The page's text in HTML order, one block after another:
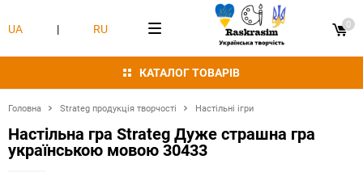
КАТАЛОГ ТОВАРІВ
UA | RU 0
Головна Strateg продукція творчості Настільні ігри
Настільна гра Strateg Дуже страшна гра
українською мовою 30433